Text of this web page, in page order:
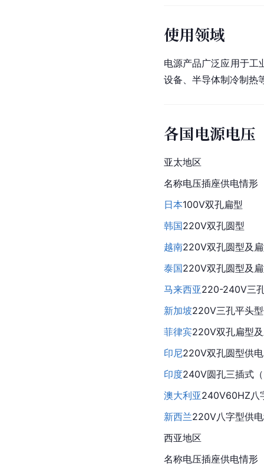
使用领域
电源产品广泛应用于工
设备、半导体制冷制热
各国电源电压
亚太地区
名称电压插座供电情形
日本100V双孔扁型
韩国220V双孔圆型
越南220V双孔圆型及
泰国220V双孔圆型及
马来西亚220-240V三
新加坡220V三孔平头
菲律宾220V双孔扁型
印尼220V双孔圆型供
印度240V圆孔三插式
澳大利亚240V60HZ八
新西兰220V八字型供
西亚地区
名称电压插座供电情形